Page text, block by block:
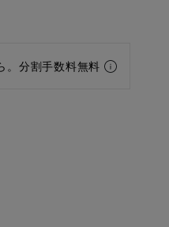
。分割手数料無料